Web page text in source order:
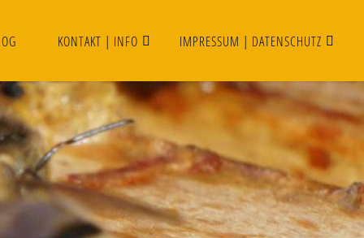
KONTAKT | INFO IMPRESSUM | DATENSCHUTZ